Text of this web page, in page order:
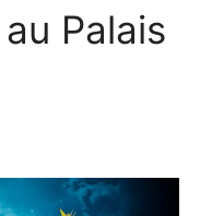
Palais